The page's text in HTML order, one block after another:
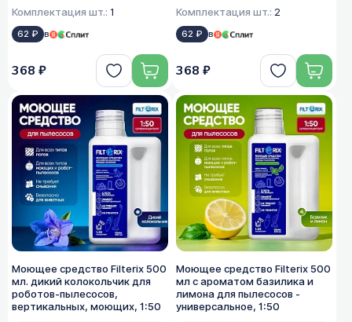
Комплектация шт.: 1
62 ₽ в
368 ₽
Комплектация шт.: 2
62 ₽ в
368 ₽
Моющее средство Filterix 500
мл. дикий колокольчик для
роботов-пылесосов,
вертикальных, моющих, 1:50
Моющее средство Filterix 500
мл с ароматом базилика и
лимона для пылесосов -
универсальное, 1:50